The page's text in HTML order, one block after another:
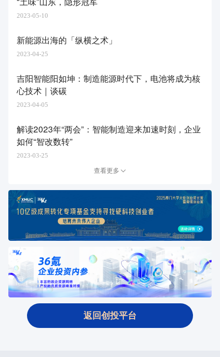
2023-05-10
新能源出海的「纵横之术」
2023-04-25
吉阳智能阳如坤：制造能源时代下，电池将成为核
心技术｜谈碳
2023-04-05
解读2023年“两会”：智能制造迎来加速时刻，企业
如何“智改数转”
2023-03-25
查看更多
返回创投平台